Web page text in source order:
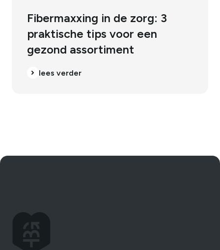
Fibermaxxing in de zorg: 3
praktische tips voor een
gezond assortiment
lees verder
lees verder